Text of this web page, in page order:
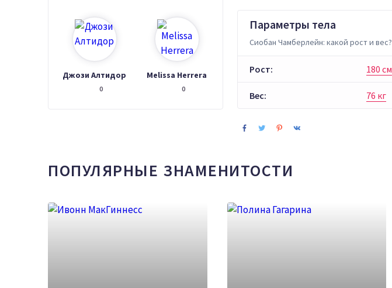
Джози Алтидор
0
Melissa Herrera
0
Параметры тела
Сиобан Чамберлейн: какой рост и вес?
Рост: 180 см
Вес: 76 кг
ПОПУЛЯРНЫЕ ЗНАМЕНИТОСТИ